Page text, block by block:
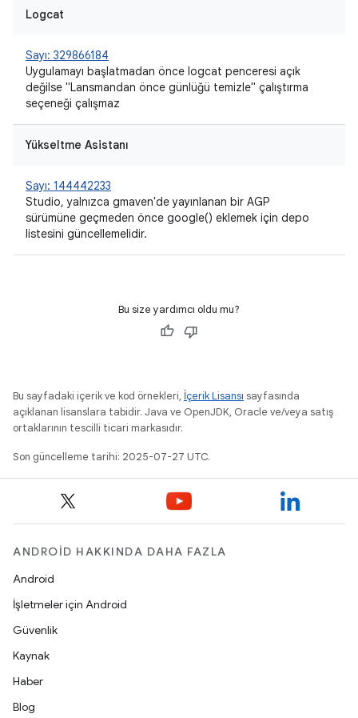
Logcat
Sayı: 329866184
Uygulamayı başlatmadan önce logcat penceresi açık
değilse "Lansmandan önce günlüğü temizle" çalıştırma
seçeneği çalışmaz
Yükseltme Asistanı
Sayı: 144442233
Studio, yalnızca gmaven'de yayınlanan bir AGP
sürümüne geçmeden önce google() eklemek için depo
listesini güncellemelidir.
Bu size yardımcı oldu mu?
Bu sayfadaki içerik ve kod örnekleri, İçerik Lisansı sayfasında
açıklanan lisanslara tabidir. Java ve OpenJDK, Oracle ve/veya satış
ortaklarının tescilli ticari markasıdır.
Son güncelleme tarihi: 2025-07-27 UTC.
ANDROID HAKKINDA DAHA FAZLA
Android
İşletmeler için Android
Güvenlik
Kaynak
Haber
Blog